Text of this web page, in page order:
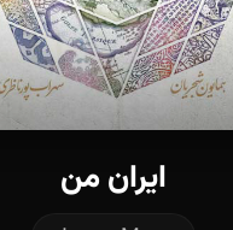
ایران من